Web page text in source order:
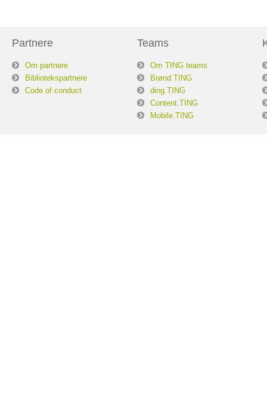
Partnere
Om partnere
Bibliotekspartnere
Code of conduct
Teams
Om TING teams
Brønd.TING
ding.TING
Content.TING
Mobile.TING